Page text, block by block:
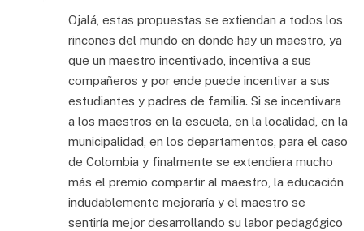
Ojalá, estas propuestas se extiendan a todos los
rincones del mundo en donde hay un maestro, ya
que un maestro incentivado, incentiva a sus
compañeros y por ende puede incentivar a sus
estudiantes y padres de familia. Si se incentivara
a los maestros en la escuela, en la localidad, en la
municipalidad, en los departamentos, para el caso
de Colombia y finalmente se extendiera mucho
más el premio compartir al maestro, la educación
indudablemente mejoraría y el maestro se
sentiría mejor desarrollando su labor pedagógico